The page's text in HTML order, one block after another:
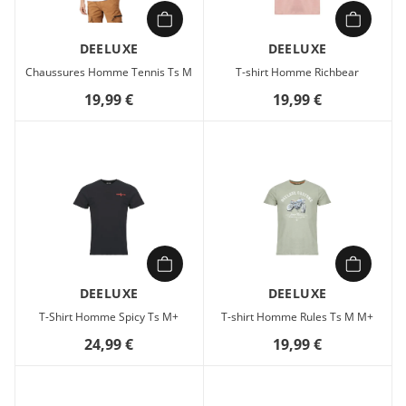
DEELUXE
Chaussures Homme Tennis Ts M
19,99 €
DEELUXE
T-shirt Homme Richbear
19,99 €
DEELUXE
T-Shirt Homme Spicy Ts M+
24,99 €
DEELUXE
T-shirt Homme Rules Ts M M+
19,99 €